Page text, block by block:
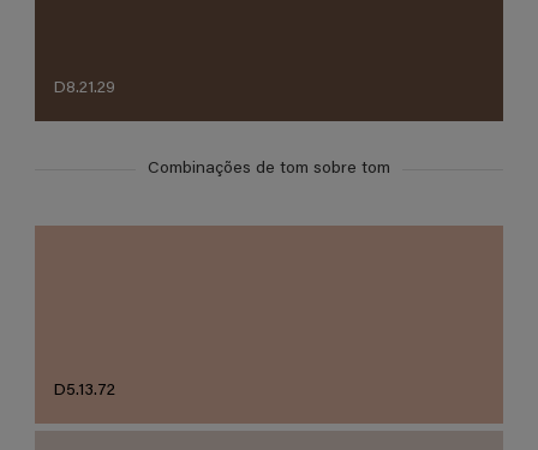
D8.21.29
Combinações de tom sobre tom
D5.13.72